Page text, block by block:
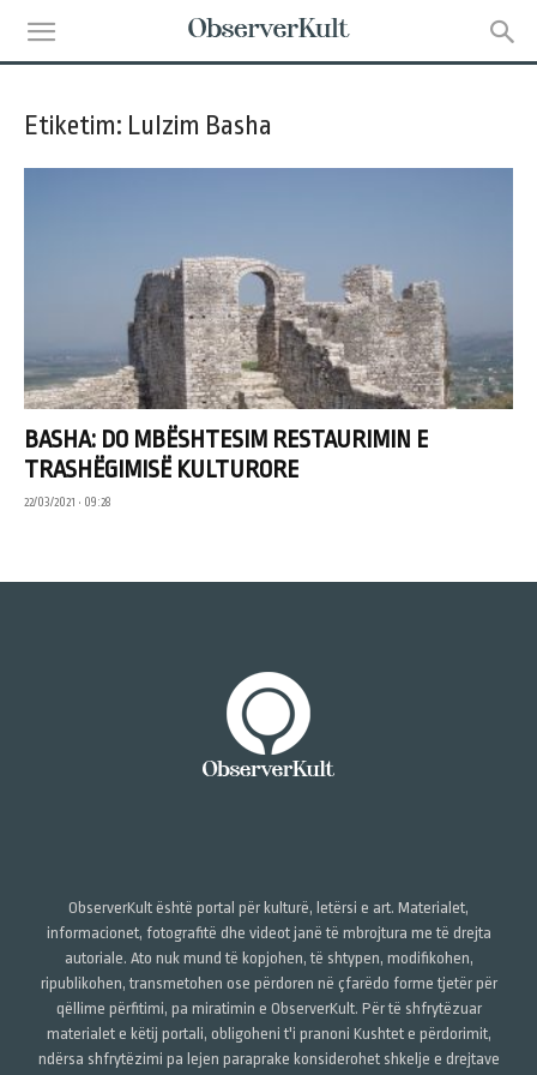
Etiketim: Lulzim Basha
BASHA: DO MBËSHTESIM RESTAURIMIN E
TRASHËGIMISË KULTURORE
22/03/2021 • 09:28
ObserverKult është portal për kulturë, letërsi e art. Materialet,
informacionet, fotografitë dhe videot janë të mbrojtura me të drejta
autoriale. Ato nuk mund të kopjohen, të shtypen, modifikohen,
ripublikohen, transmetohen ose përdoren në çfarëdo forme tjetër për
qëllime përfitimi, pa miratimin e ObserverKult. Për të shfrytëzuar
materialet e këtij portali, obligoheni t'i pranoni Kushtet e përdorimit,
ndërsa shfrytëzimi pa lejen paraprake konsiderohet shkelje e drejtave